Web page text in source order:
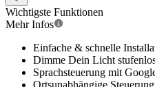
Wichtigste Funktionen
Mehr Infos
Einfache & schnelle
Dimme Dein Licht
Sprachsteuerung mit
Ortsunabhängige Steuerung